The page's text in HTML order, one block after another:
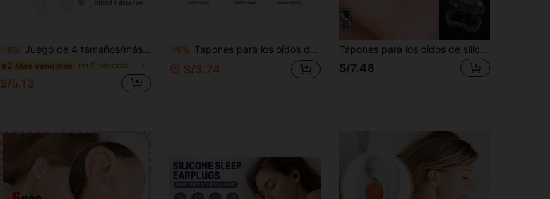
-8% Juego de 4 tamaños/máscara nasal con filtro invisible, bloquea el polvo, el polen y el smog, filtra el aire exhalado; diseño de inserción simple, fácil de usar y quitar, comodidad suave y discreta, adecuado para uso diario; 4 tamaños se adaptan a diversas formas de nariz, máscara nasal de viaje
#2 Más vendidos en Protección auditiva
S/5.13
-6% Tapones para los oídos de silicona reutilizables con cancelación de ruido y cordón, adecuados para dormir, viajar, estudiar y trabajar
S/3.74
Tapones para los oídos de silicona, tapones para los oídos con cancelación de ruido, tapones para los oídos de silicona suave impermeables, tapones para los oídos portátiles, tapones para los oídos impermeables para nadar, super cancelación de ruido y reducción de ruido, tapones para dormir, siesta en la oficina, suministros para siesta, artículos esenciales de viaje
S/7.48